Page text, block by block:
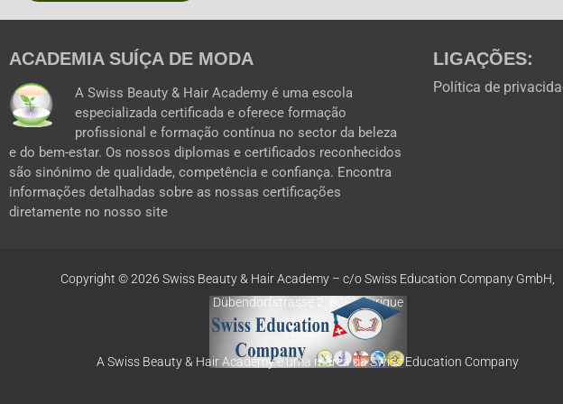
ACADEMIA SUÍÇA DE MODA
A Swiss Beauty & Hair Academy é uma escola
especializada certificada e oferece formação
profissional e formação contínua no sector da beleza
e do bem-estar. Os nossos diplomas e certificados reconhecidos
são sinónimo de qualidade, competência e confiança. Encontra
informações detalhadas sobre as nossas certificações
diretamente no nosso site
LIGAÇÕES:
Política de
Copyright © 2026 Swiss Beauty & Hair Academy – c/o Swiss Education Company GmbH,
Dübendorfstrasse 2, 8051 Zurique
A Swiss Beauty & Hair Academy é uma marca da Swiss Education Company